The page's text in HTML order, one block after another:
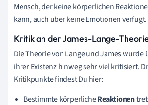
Mensch, der keine körperlichen
kann, auch über keine Emotionen verfügt.
Kritik an der James-Lange-
Die Theorie von Lange und James wurde
ihrer Existenz hinweg sehr viel kritisiert.
Kritikpunkte findest Du hier:
Bestimmte körperlicheReaktionen